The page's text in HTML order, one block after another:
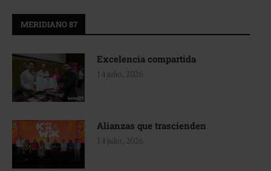
MERIDIANO 87
Excelencia compartida
14 julio, 2026
Alianzas que trascienden
14 julio, 2026